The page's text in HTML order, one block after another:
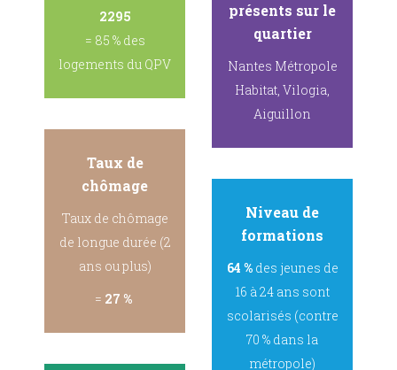
2295
= 85 % des
logements du QPV
Taux de
chômage
Taux de chômage
de longue durée (2
ans ou plus)
= 27 %
présents sur le
quartier
Nantes Métropole
Habitat, Vilogia,
Aiguillon
Niveau de
formations
64 % des jeunes de
16 à 24 ans sont
scolarisés (contre
70 % dans la
métropole)